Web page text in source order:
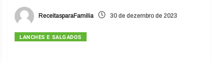
ReceitasparaFamilia 30 de dezembro de 2023
LANCHES E SALGADOS